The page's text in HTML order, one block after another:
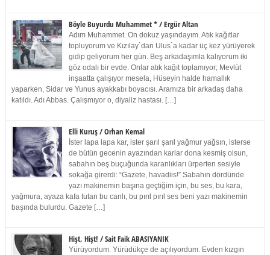
Böyle Buyurdu Muhammet * / Ergür Altan
Adım Muhammet. On dokuz yaşındayım. Atık kağıtlar
topluyorum ve Kızılay`dan Ulus`a kadar üç kez yürüyerek
gidip geliyorum her gün. Beş arkadaşımla kalıyorum iki
göz odalı bir evde. Onlar atık kağıt toplamıyor; Mevlüt
inşaatta çalışıyor mesela, Hüseyin halde hamallık
yaparken, Sidar ve Yunus ayakkabı boyacısı. Aramıza bir arkadaş daha
katıldı. Adı Abbas. Çalışmıyor o, diyaliz hastası. […]
Elli Kuruş / Orhan Kemal
İster lapa lapa kar, ister şarıl şarıl yağmur yağsın, isterse
de bütün gecenin ayazından karlar dona kesmiş olsun,
sabahın beş buçuğunda karanlıkları ürperten sesiyle
sokağa girerdi: “Gazete, havadiis!” Sabahın dördünde
yazı makinemin başına geçtiğim için, bu ses, bu kara,
yağmura, ayaza kafa tutan bu canlı, bu pırıl pırıl ses beni yazı makinemin
başında bulurdu. Gazete […]
Hişt, Hişt! / Sait Faik ABASIYANIK
Yürüyordum. Yürüdükçe de açılıyordum. Evden kızgın